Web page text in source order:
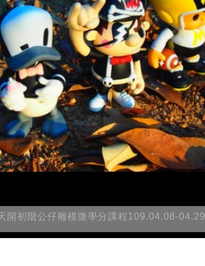
開初階公仔雕模微學分課程109.04.08-04.29